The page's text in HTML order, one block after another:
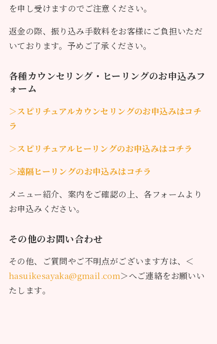
を申し受けますのでご注意ください。
返金の際、振り込み手数料をお客様にご負担いただ
いております。予めご了承ください。
各種カウンセリング・ヒーリングのお申込みフ
ォーム
＞スピリチュアルカウンセリングのお申込みはコチ
ラ
＞スピリチュアルヒーリングのお申込みはコチラ
＞遠隔ヒーリングのお申込みはコチラ
メニュー紹介、案内をご確認の上、各フォームより
お申込みください。
その他のお問い合わせ
その他、ご質問やご不明点がございます方は、＜
hasuikesayaka@gmail.com＞へご連絡をお願いい
たします。